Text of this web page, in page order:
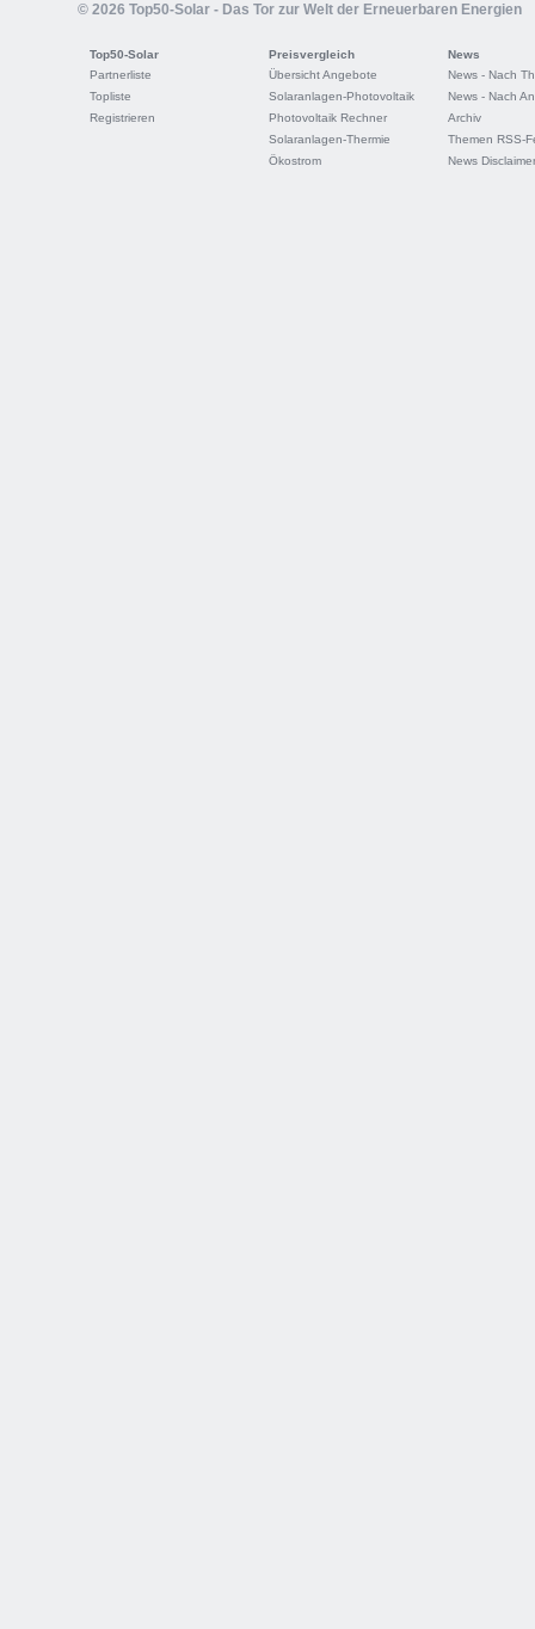
© 2026 Top50-Solar - Das Tor zur Welt der Erneuerbaren Energien
Top50-Solar
Partnerliste
Topliste
Registrieren
Preisvergleich
Übersicht Angebote
Solaranlagen-Photovoltaik
Photovoltaik Rechner
Solaranlagen-Thermie
Ökostrom
News
News - Nach
News - Nach
Archiv
Themen RSS-
News Disclaimer